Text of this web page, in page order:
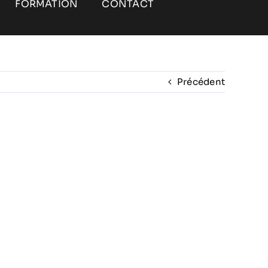
FORMATION CONTACT
Précédent